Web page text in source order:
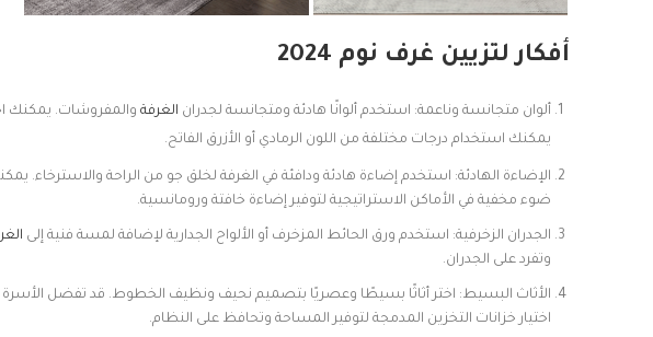
أفكار لتزيين غرف نوم 2024
ألوان متجانسة وناعمة: استخدم ألوانًا هادئة ومتجانسة لجدران الغرفة والمفروشات. يمكنك
يمكنك استخدام درجات مختلفة من اللون الرمادي أو الأزرق الفاتح.
الإضاءة الهادئة: استخدم إضاءة هادئة ودافئة في الغرفة لخلق جو من الراحة
ضوء مخفية في الأماكن الاستراتيجية لتوفير إضاءة خافتة ورومانسية.
الجدران الزخرفية: استخدم ورق الحائط المزخرف أو الألواح الجدارية لإضافة لمسة فنية إلى
وتفرد على الجدران.
الأثاث البسيط: اختر أثاثًا بسيطًا وعصريًا بتصميم نحيف ونظيف الخطوط. قد تفضل
اختيار خزانات التخزين المدمجة لتوفير المساحة وتحافظ على النظام.